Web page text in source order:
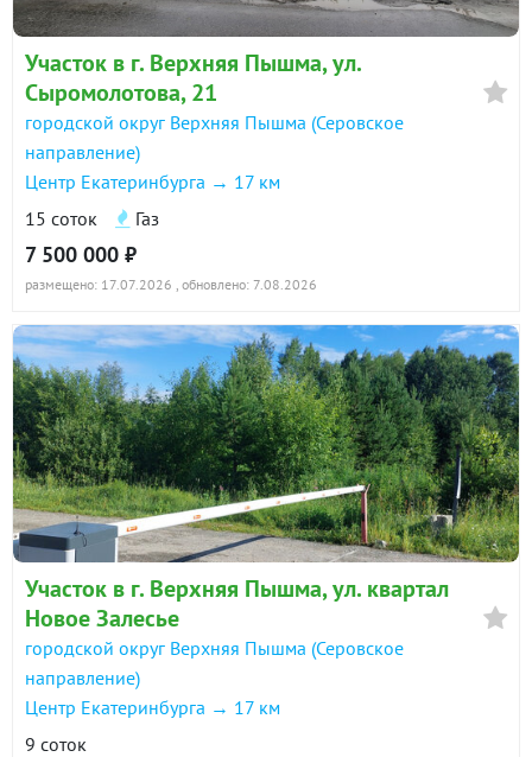
Участок в г. Верхняя Пышма, ул.
Сыромолотова, 21
городской округ Верхняя Пышма (Серовское
направление)
Центр Екатеринбурга → 17 км
15 соток
Газ
7 500 000 ₽
размещено: 17.07.2026 , обновлено: 7.08.2026
Участок в г. Верхняя Пышма, ул. квартал
Новое Залесье
городской округ Верхняя Пышма (Серовское
направление)
Центр Екатеринбурга → 17 км
9 соток